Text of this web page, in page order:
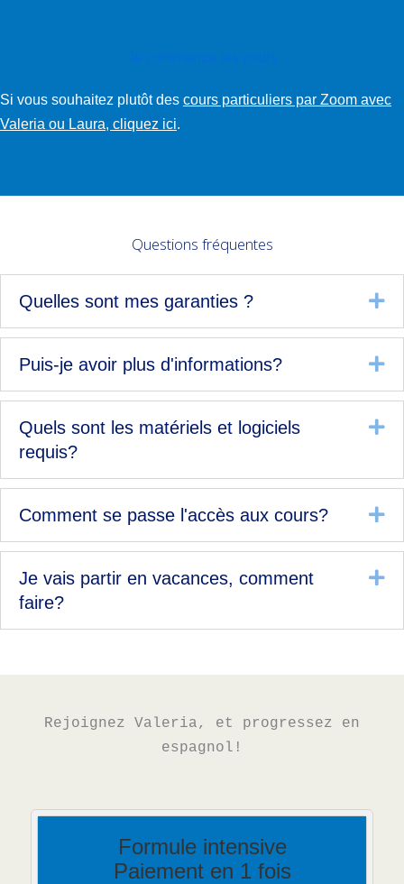
Si vous souhaitez plutôt des cours particuliers par Zoom avec
Valeria ou Laura, cliquez ici
Questions fréquentes
Quelles sont mes garanties ?
Puis-je avoir plus d'informations?
Quels sont les matériels et logiciels
requis?
Comment se passe l'accès aux cours?
Je vais partir en vacances, comment
faire?
Rejoignez Valeria, et progressez en
espagnol!
Formule intensive
Paiement en 1 fois